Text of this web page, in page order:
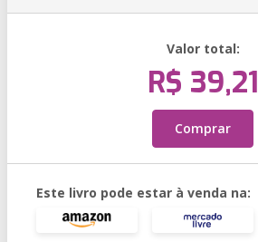
Valor total:
R$ 39,21
Comprar
Este livro pode estar à venda na: